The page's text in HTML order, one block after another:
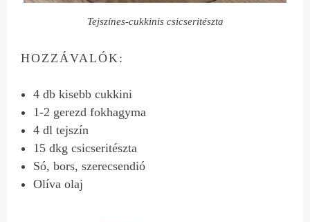
Tejszínes-cukkinis csicseritészta
HOZZÁVALÓK:
4 db kisebb cukkini
1-2 gerezd fokhagyma
4 dl tejszín
15 dkg csicseritészta
Só, bors, szerecsendió
Olíva olaj